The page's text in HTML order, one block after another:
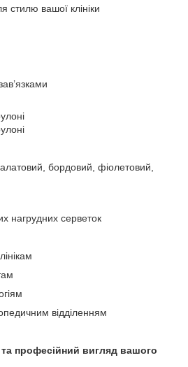
стилю вашої клініки
бордовий, фіолетовий,
нагрудних серветок
відділенням
професійний вигляд вашого